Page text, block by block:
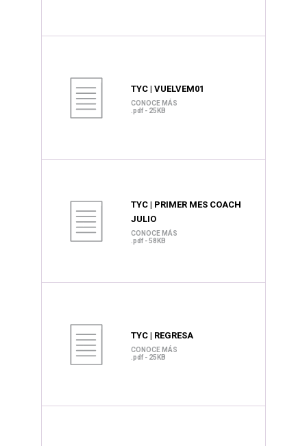
TYC | VUELVEM01
CONOCE MÁS
.pdf - 25KB
TYC | PRIMER MES COACH
JULIO
CONOCE MÁS
.pdf - 58KB
TYC | REGRESA
CONOCE MÁS
.pdf - 25KB